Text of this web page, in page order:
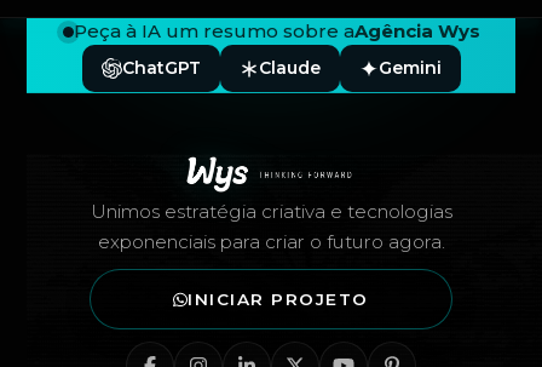
Peça à IA um resumo sobre aAgência Wys
ChatGPT Claude Gemini
Unimos estratégia criativa e tecnologias
exponenciais para criar o futuro agora.
INICIAR PROJETO